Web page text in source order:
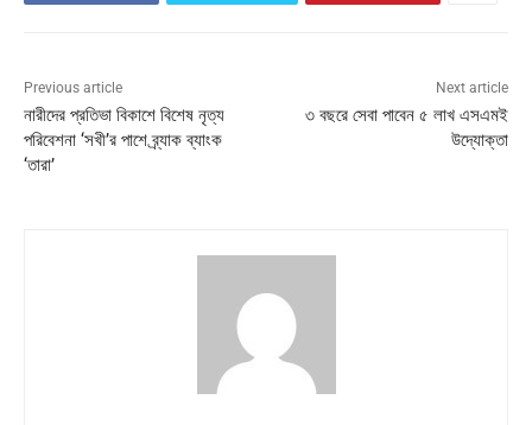
Previous article
নারীদের প্রতিভা বিকাশে বিশেষ নৃত্য
পরিবেশনা ‘সখী’র পাশে ব্র্যাক ব্যাংক
‘তারা’
Next article
৩ বছরে সেবা পাবেন ৫ লাখ এসএমই
উদ্যোক্তা